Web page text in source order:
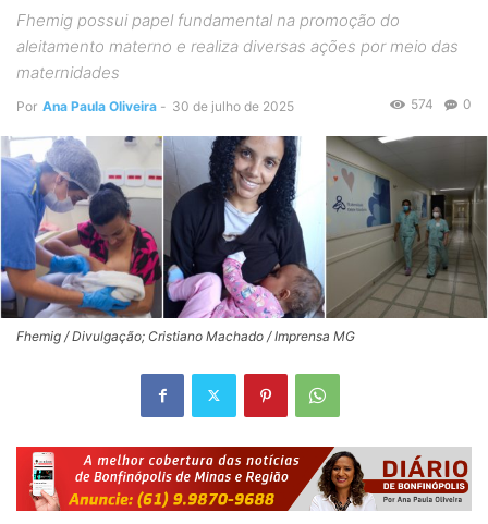
Fhemig possui papel fundamental na promoção do
aleitamento materno e realiza diversas ações por meio das
maternidades
Por Ana Paula Oliveira - 30 de julho de 2025 0
574
Fhemig / Divulgação; Cristiano Machado / Imprensa MG